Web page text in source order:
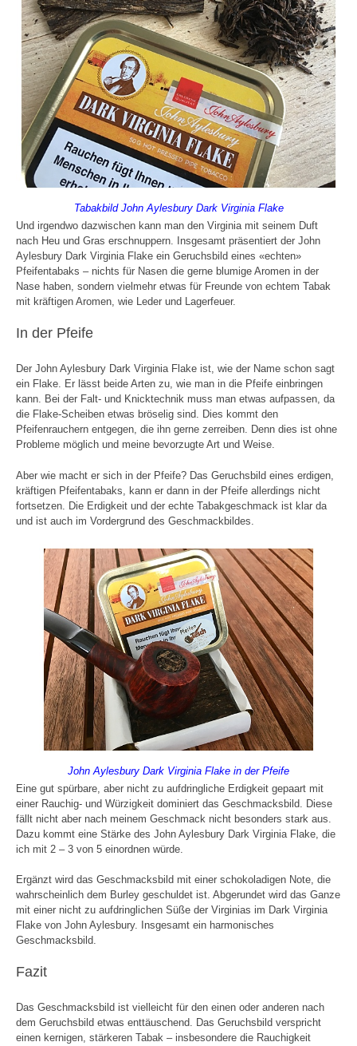
Tabakbild John Aylesbury Dark Virginia Flake
Und irgendwo dazwischen kann man den Virginia mit seinem Duft
nach Heu und Gras erschnuppern. Insgesamt präsentiert der John
Aylesbury Dark Virginia Flake ein Geruchsbild eines «echten»
Pfeifentabaks – nichts für Nasen die gerne blumige Aromen in der
Nase haben, sondern vielmehr etwas für Freunde von echtem Tabak
mit kräftigen Aromen, wie Leder und Lagerfeuer.
In der Pfeife
Der John Aylesbury Dark Virginia Flake ist, wie der Name schon sagt
ein Flake. Er lässt beide Arten zu, wie man in die Pfeife einbringen
kann. Bei der Falt- und Knicktechnik muss man etwas aufpassen, da
die Flake-Scheiben etwas bröselig sind. Dies kommt den
Pfeifenrauchern entgegen, die ihn gerne zerreiben. Denn dies ist ohne
Probleme möglich und meine bevorzugte Art und Weise.
Aber wie macht er sich in der Pfeife? Das Geruchsbild eines erdigen,
kräftigen Pfeifentabaks, kann er dann in der Pfeife allerdings nicht
fortsetzen. Die Erdigkeit und der echte Tabakgeschmack ist klar da
und ist auch im Vordergrund des Geschmackbildes.
John Aylesbury Dark Virginia Flake in der Pfeife
Eine gut spürbare, aber nicht zu aufdringliche Erdigkeit gepaart mit
einer Rauchig- und Würzigkeit dominiert das Geschmacksbild. Diese
fällt nicht aber nach meinem Geschmack nicht besonders stark aus.
Dazu kommt eine Stärke des John Aylesbury Dark Virginia Flake, die
ich mit 2 – 3 von 5 einordnen würde.
Ergänzt wird das Geschmacksbild mit einer schokoladigen Note, die
wahrscheinlich dem Burley geschuldet ist. Abgerundet wird das Ganze
mit einer nicht zu aufdringlichen Süße der Virginias im Dark Virginia
Flake von John Aylesbury. Insgesamt ein harmonisches
Geschmacksbild.
Fazit
Das Geschmacksbild ist vielleicht für den einen oder anderen nach
dem Geruchsbild etwas enttäuschend. Das Geruchsbild verspricht
einen kernigen, stärkeren Tabak – insbesondere die Rauchigkeit